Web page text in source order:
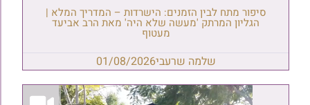
סיפור מתח לבין הזמנים: הישרדות – המדריך המלא |
הגליון המרתק 'מעשה שלא היה' מאת הרב אביעד
מעטוף
שלמה שרעבי01/08/2026